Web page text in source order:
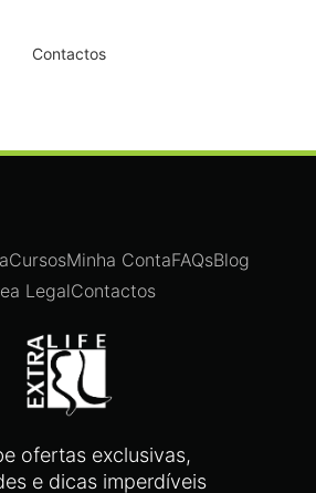
Contactos
ofertas exclusivas,
e dicas imperdíveis
CursosMinha ContaFAQsBlog
LegalContactos